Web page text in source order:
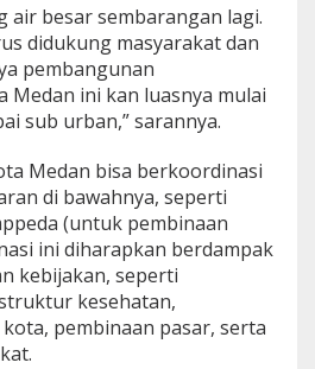
air besar sembarangan lagi.
didukung masyarakat dan
pembangunan
Medan ini kan luasnya mulai
sub urban,” sarannya.
Medan bisa berkoordinasi
di bawahnya, seperti
(untuk pembinaan
ini diharapkan berdampak
kebijakan, seperti
kesehatan,
pembinaan pasar, serta